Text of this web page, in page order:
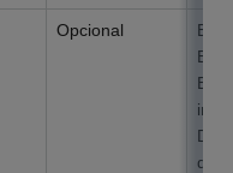
Opcional
El
El